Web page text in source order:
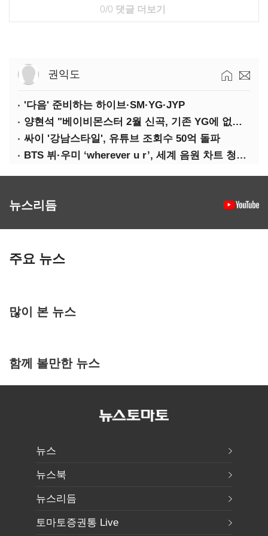
0/0 댓글 더보기
권익도
'다음' 준비하는 하이브·SM·YG·JYP
양현석 "베이비몬스터 2월 신곡, 기존 YG에 없던 노래"
싸이 '강남스타일', 유튜브 조회수 50억 돌파
BTS 뷔·우미 ‘wherever u r’, 세계 음원 차트 청신호
뉴스리듬
주요 뉴스
많이 본 뉴스
함께 볼만한 뉴스
뉴스
뉴스북
뉴스리듬
토마토증권통 Live